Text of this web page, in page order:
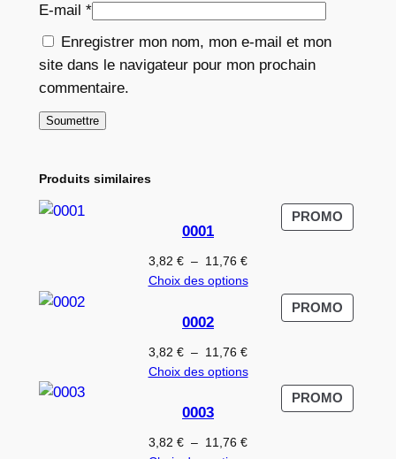
E-mail *
Enregistrer mon nom, mon e-mail et mon
site dans le navigateur pour mon prochain
commentaire.
Produits similaires
PROMO
EN
0001
3,82 € – 11,76 €Plage
de
3,82 €
11,76 €
Choix des options
PROMO
EN
0002
3,82 € – 11,76 €Plage
de
3,82 €
11,76 €
Choix des options
PROMO
EN
0003
3,82 € – 11,76 €Plage